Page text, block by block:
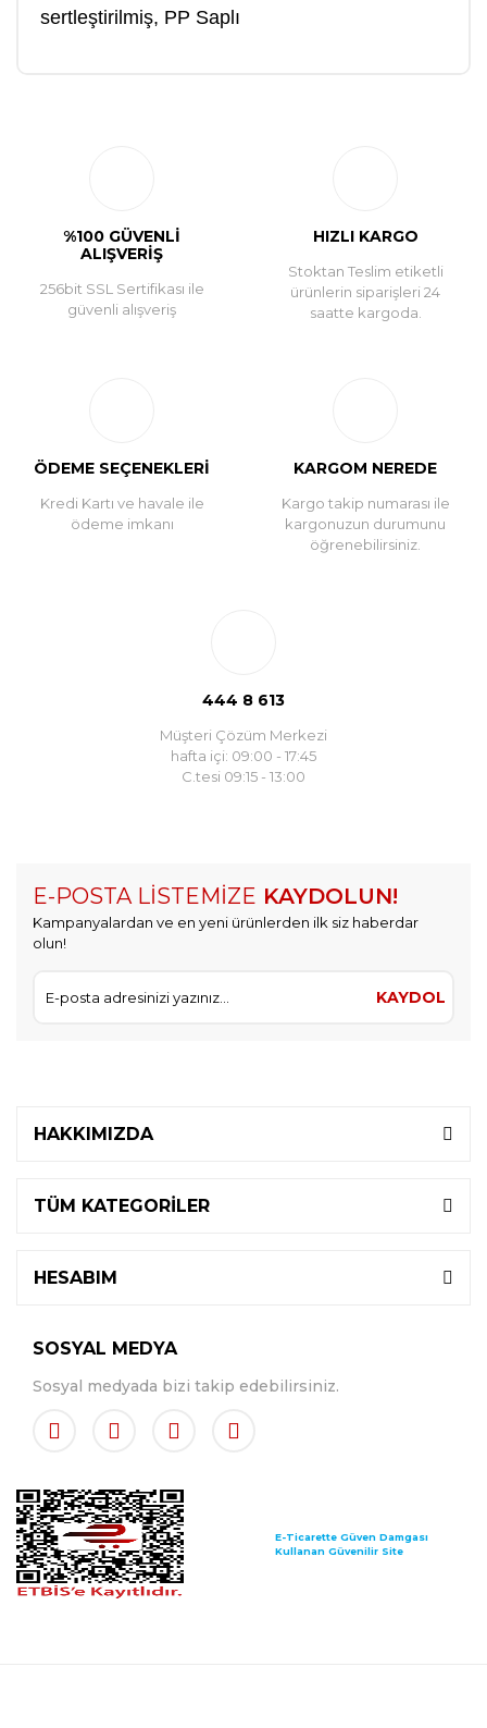
sertleştirilmiş, PP Saplı
%100 GÜVENLİ
ALIŞVERİŞ
256bit SSL Sertifikası ile
güvenli alışveriş
HIZLI KARGO
Stoktan Teslim etiketli
ürünlerin siparişleri 24
saatte kargoda.
ÖDEME SEÇENEKLERİ
Kredi Kartı ve havale ile
ödeme imkanı
KARGOM NEREDE
Kargo takip numarası ile
kargonuzun durumunu
öğrenebilirsiniz.
444 8 613
Müşteri Çözüm Merkezi
hafta içi: 09:00 - 17:45
C.tesi 09:15 - 13:00
E-POSTA LİSTEMİZE KAYDOLUN!
Kampanyalardan ve en yeni ürünlerden ilk siz haberdar
olun!
KAYDOL
HAKKIMIZDA
TÜM KATEGORİLER
HESABIM
SOSYAL MEDYA
Sosyal medyada bizi takip edebilirsiniz.
E-Ticarette Güven Damgası
Kullanan Güvenilir Site